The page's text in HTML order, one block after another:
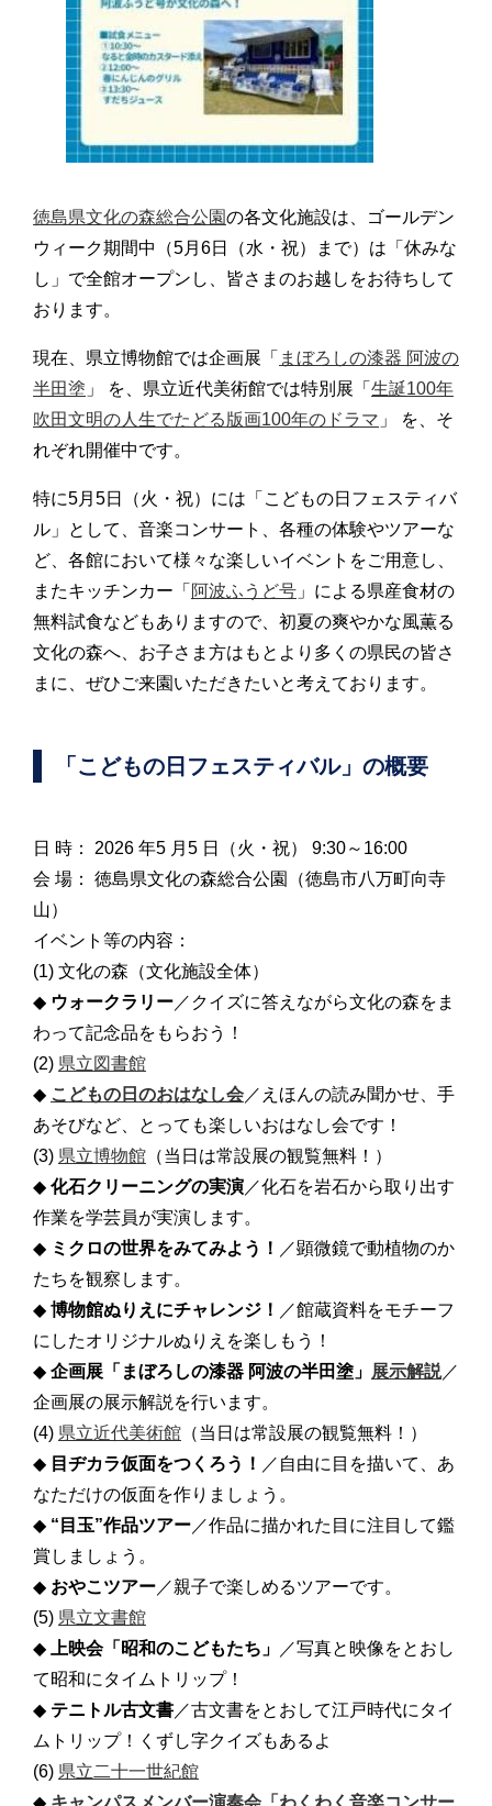
徳島県文化の森総合公園の各文化施設は、ゴールデン
ウィーク期間中（5月6日（水・祝）まで）は「休みな
し」で全館オープンし、皆さまのお越しをお待ちして
おります。
現在、県立博物館では企画展「 まぼろしの漆器 阿波の
半田塗 」 を、県立近代美術館では特別展「 生誕100年
吹田文明の人生でたどる版画100年のドラマ 」 を、そ
れぞれ開催中です。
特に5月5日（火・祝）には「こどもの日フェスティバ
ル」として、音楽コンサート、各種の体験やツアーな
ど、各館において様々な楽しいイベントをご用意し、
またキッチンカー「 阿波ふうど号 」による県産食材の
無料試食などもありますので、初夏の爽やかな風薫る
文化の森へ、お子さま方はもとより多くの県民の皆さ
まに、ぜひご来園いただきたいと考えております。
「こどもの日フェスティバル」の概要
日 時： 2026 年5 月5 日（火・祝） 9:30～16:00
会 場： 徳島県文化の森総合公園（徳島市八万町向寺
山）
イベント等の内容：
(1) 文化の森（文化施設全体）
◆ ウォークラリー／クイズに答えながら文化の森をま
わって記念品をもらおう！
(2) 県立図書館
◆ こどもの日のおはなし会／えほんの読み聞かせ、手
あそびなど、とっても楽しいおはなし会です！
(3) 県立博物館 （当日は常設展の観覧無料！）
◆ 化石クリーニングの実演／化石を岩石から取り出す
作業を学芸員が実演します。
◆ ミクロの世界をみてみよう！ ／顕微鏡で動植物のか
たちを観察します。
◆ 博物館ぬりえにチャレンジ！ ／館蔵資料をモチーフ
にしたオリジナルぬりえを楽しもう！
◆ 企画展「まぼろしの漆器 阿波の半田塗」 展示解説／
企画展の展示解説を行います。
(4) 県立近代美術館 （当日は常設展の観覧無料！）
◆ 目ヂカラ仮面をつくろう！ ／自由に目を描いて、あ
なただけの仮面を作りましょう。
◆ “目玉”作品ツアー／作品に描かれた目に注目して鑑
賞しましょう。
◆ おやこツアー／親子で楽しめるツアーです。
(5) 県立文書館
◆
上映会「昭和のこどもたち」
／写真と映像をとおし
て昭和にタイムトリップ！
◆ テニトル古文書／古文書をとおして江戸時代にタイ
ムトリップ！くずし字クイズもあるよ
(6) 県立二十一世紀館
◆ キャンパスメンバー演奏会「わくわく音楽コンサー